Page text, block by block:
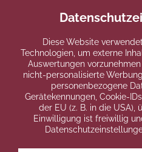
Diese Website
Technologien, um externe
Auswertungen
nicht-personalisierte
personenbezogene
Gerätekennungen, Cookie-
der EU (z. B. in die
Einwilligung ist freiwillig